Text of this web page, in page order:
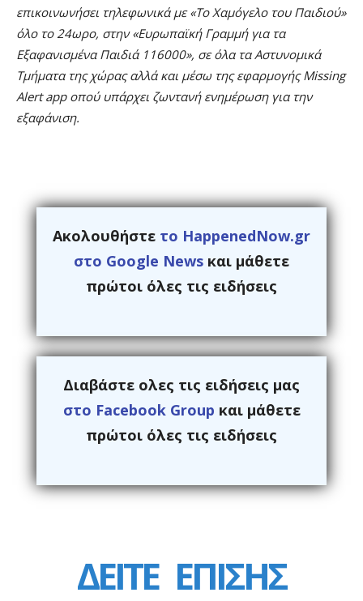
επικοινωνήσει τηλεφωνικά με «Το Χαμόγελο του Παιδιού»
όλο το 24ωρο, στην «Ευρωπαϊκή Γραμμή για τα
Εξαφανισμένα Παιδιά 116000», σε όλα τα Αστυνομικά
Τμήματα της χώρας αλλά και μέσω της εφαρμογής Missing
Alert app οπού υπάρχει ζωντανή ενημέρωση για την
εξαφάνιση.
Ακολουθήστε το HappenedNow.gr
στο Google News και μάθετε
πρώτοι όλες τις ειδήσεις
Διαβάστε ολες τις ειδήσεις μας
στο Facebook Group και μάθετε
πρώτοι όλες τις ειδήσεις
ΔΕΙΤΕ ΕΠΙΣΗΣ